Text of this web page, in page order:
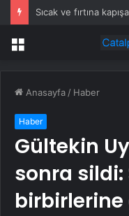
Menü
Anasayfa / Haber
Haber
Gültekin
sonra